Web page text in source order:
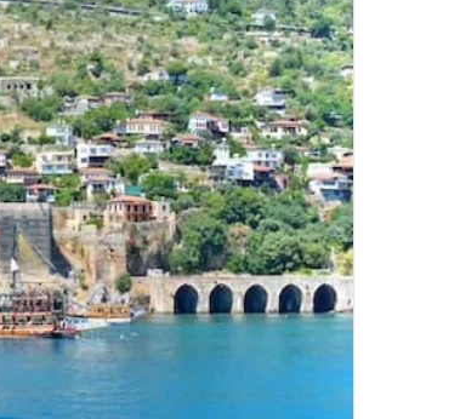
מ
ל
ו
נ
ו
ת
ע
ם
פ
א
ר
ק
אוגוסט 17, 2023
מלונות עם פארק מים באנטליה